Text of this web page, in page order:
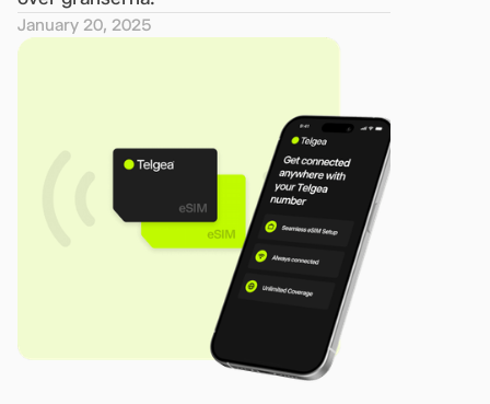
January 20, 2025